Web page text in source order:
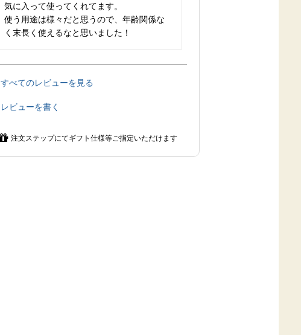
気に入って使ってくれてます。
使う用途は様々だと思うので、年齢関係な
く末長く使えるなと思いました！
すべてのレビューを見る
レビューを書く
注文ステップにてギフト仕様等ご指定いただけます